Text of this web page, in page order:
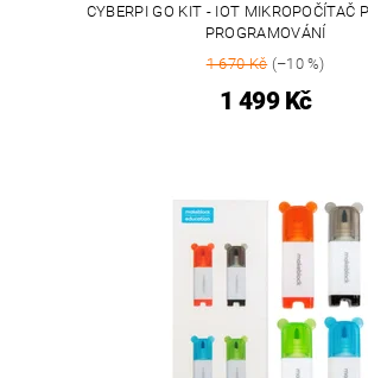
CYBERPI GO KIT - IOT MIKROPOČÍTAČ
PROGRAMOVÁNÍ
1 670 Kč(–10 %)
1 499 Kč